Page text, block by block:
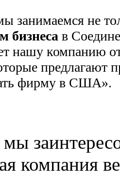
занимаемся не
бизнеса в
нашу компанию
предлагают
фирму в США».
компания